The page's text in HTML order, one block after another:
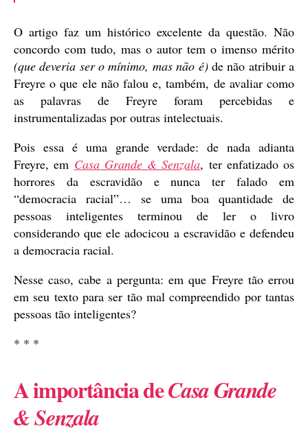
O artigo faz um histórico excelente da questão. Não
concordo com tudo, mas o autor tem o imenso mérito
(que deveria ser o mínimo, mas não é)de não atribuir a
Freyre o que ele não falou e, também, de avaliar como
as palavras de Freyre foram percebidas e
instrumentalizadas por outras intelectuais.
Pois essa é uma grande verdade: de nada adianta
Freyre, em Casa Grande & Senzala, ter enfatizado os
horrores da escravidão e nunca ter falado em
“democracia racial”… se uma boa quantidade de
pessoas inteligentes terminou de ler o livro
considerando que ele adocicou a escravidão e defendeu
a democracia racial.
Nesse caso, cabe a pergunta: em que Freyre tão errou
em seu texto para ser tão mal compreendido por tantas
pessoas tão inteligentes?
* * *
A importância deCasa Grande
& Senzala